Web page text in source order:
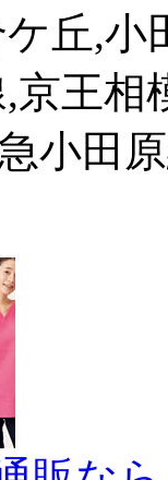
丘,
京王相
小田